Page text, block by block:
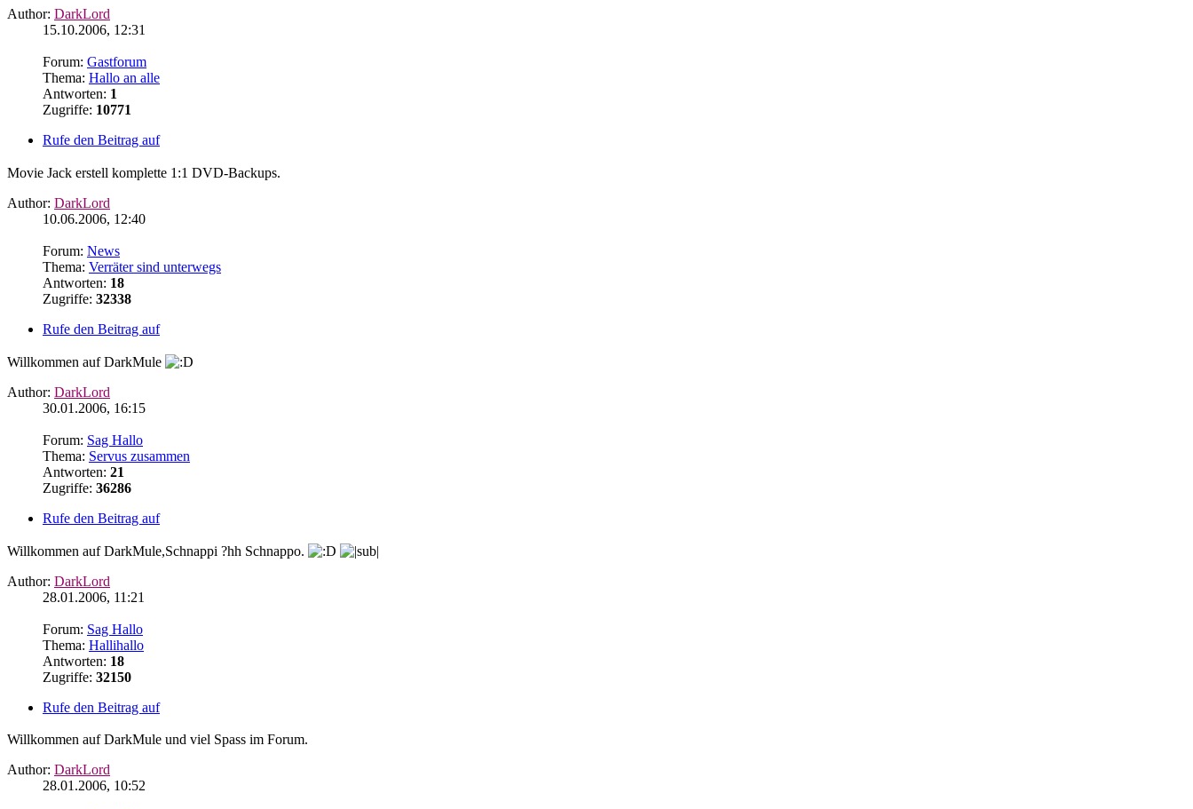
Author: DarkLord
15.10.2006, 12:31
Forum: Gastforum
Thema: Hallo an alle
Antworten: 1
Zugriffe: 10771
Rufe den Beitrag auf
Movie Jack erstell komplette 1:1 DVD-Backups.
Author: DarkLord
10.06.2006, 12:40
Forum: News
Thema: Verräter sind unterwegs
Antworten: 18
Zugriffe: 32338
Rufe den Beitrag auf
Willkommen auf DarkMule
Author: DarkLord
30.01.2006, 16:15
Forum: Sag Hallo
Thema: Servus zusammen
Antworten: 21
Zugriffe: 36286
Rufe den Beitrag auf
Willkommen auf DarkMule,Schnappi ?hh Schnappo.
Author: DarkLord
28.01.2006, 11:21
Forum: Sag Hallo
Thema: Hallihallo
Antworten: 18
Zugriffe: 32150
Rufe den Beitrag auf
Willkommen auf DarkMule und viel Spass im Forum.
Author: DarkLord
28.01.2006, 10:52